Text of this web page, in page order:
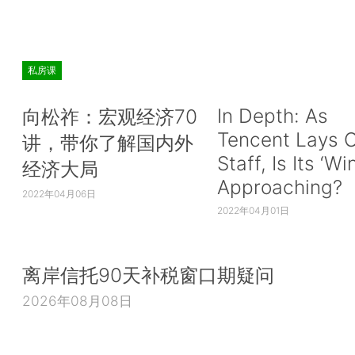
私房课
向松祚：宏观经济70
讲，带你了解国内外
经济大局
2022年04月06日
In Depth: As
Tencent Lays
Staff, Is Its
Approaching?
2022年04月01日
离岸信托90天补税窗口期疑问
2026年08月08日